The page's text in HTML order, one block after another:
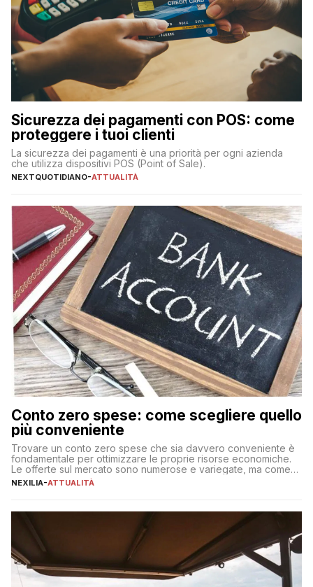
Sicurezza dei pagamenti con POS: come
proteggere i tuoi clienti
La sicurezza dei pagamenti è una priorità per ogni azienda
che utilizza dispositivi POS (Point of Sale).
NEXTQUOTIDIANO-ATTUALITÀ
Conto zero spese: come scegliere quello
più conveniente
Trovare un conto zero spese che sia davvero conveniente è
fondamentale per ottimizzare le proprie risorse economiche.
Le offerte sul mercato sono numerose e variegate, ma come
individuare quella più adatta alle proprie esigenze senza
sul […]
NEXILIA-ATTUALITÀ